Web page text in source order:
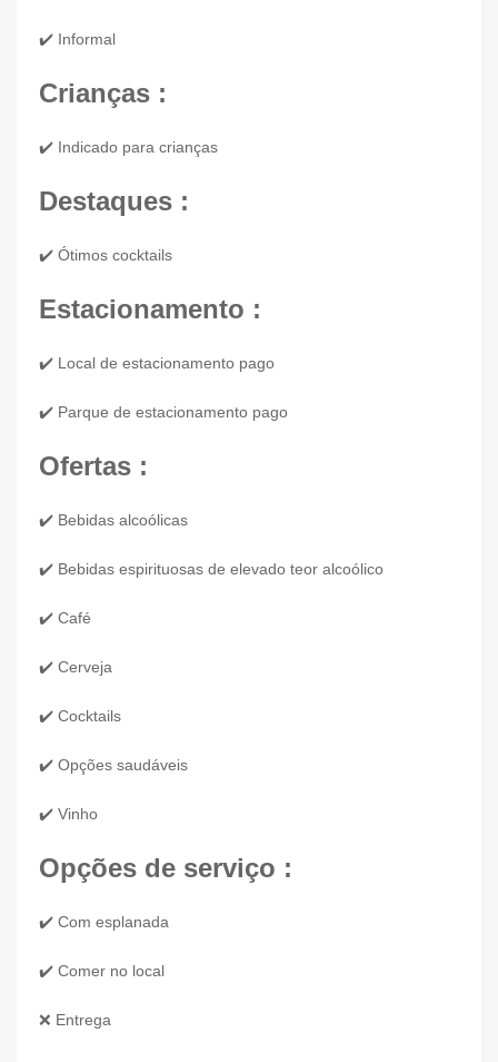
✔️ Informal
Crianças :
✔️ Indicado para crianças
Destaques :
✔️ Ótimos cocktails
Estacionamento :
✔️ Local de estacionamento pago
✔️ Parque de estacionamento pago
Ofertas :
✔️ Bebidas alcoólicas
✔️ Bebidas espirituosas de elevado teor alcoólico
✔️ Café
✔️ Cerveja
✔️ Cocktails
✔️ Opções saudáveis
✔️ Vinho
Opções de serviço :
✔️ Com esplanada
✔️ Comer no local
❌ Entrega